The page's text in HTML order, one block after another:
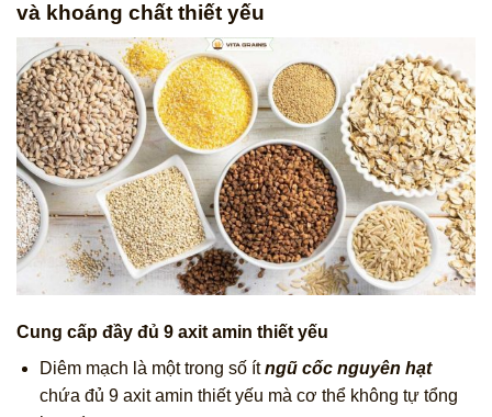
và khoáng chất thiết yếu
Cung cấp đầy đủ 9 axit amin thiết yếu
Diêm mạch là một trong số ítngũ cốc nguyên hạt
chứa đủ 9 axit amin thiết yếu mà cơ thể không tự tổng